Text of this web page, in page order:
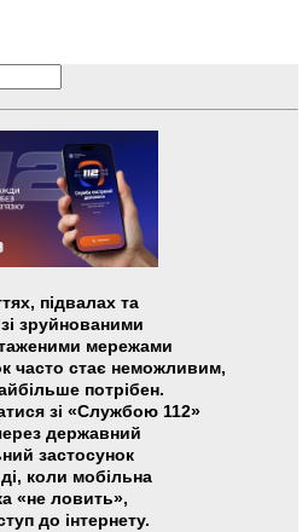
підвалах та
зруйнованими
мережами
часто стає неможливим,
потрібен.
зі «Службою 112»
державний
застосунок
коли мобільна
«не ловить»,
до інтернету.